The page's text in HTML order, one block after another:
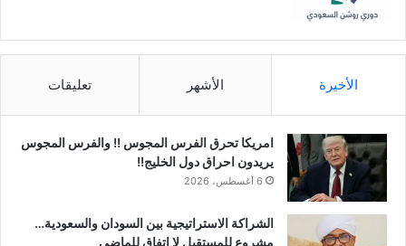
الأخيرة الأشهر تعليقات
امريكا تحرق الفرس المجوس !! والفرس المجوس
يريدون احراق دول الخليج!!
6 أغسطس، 2026
الشراكة الاستراتيجية بين السودان والسعودية…
مشروع للمستقبل لا اتفاق للماضي